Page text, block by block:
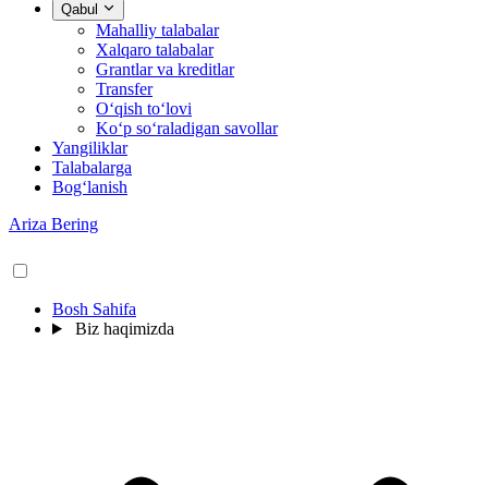
Qabul
Mahalliy talabalar
Xalqaro talabalar
Grantlar va kreditlar
Transfer
O‘qish to‘lovi
Ko‘p so‘raladigan savollar
Yangiliklar
Talabalarga
Bog‘lanish
Ariza Bering
Bosh Sahifa
Biz haqimizda